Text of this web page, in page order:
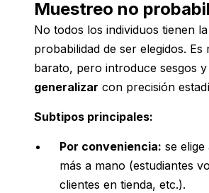
Muestreo no
No todos los individuos tienen
probabilidad de ser elegidos. Es
barato, pero introduce sesgos y
generalizar con precisión
Subtipos principales:
Por conveniencia: se elige
más a mano (estudiantes
clientes en tienda, etc.).